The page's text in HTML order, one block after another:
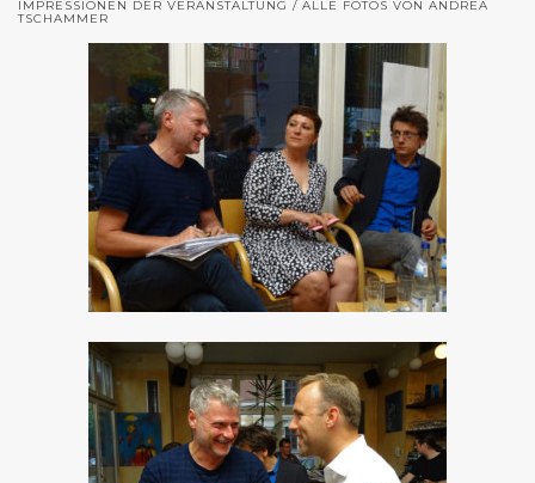
IMPRESSIONEN DER VERANSTALTUNG / ALLE FOTOS VON ANDREA
TSCHAMMER